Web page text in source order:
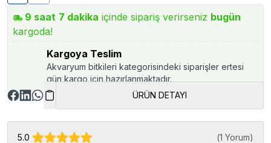
9 saat 7 dakika içinde sipariş verirseniz bugün
kargoda!
Kargoya Teslim
Akvaryum bitkileri kategorisindeki siparişler ertesi
gün kargo için hazırlanmaktadır.
ÜRÜN DETAYI
5.0 (1 Yorum)